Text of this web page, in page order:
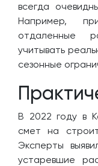
всегда
Например,
отдаленные
учитывать
сезонные
В 2022 году в
смет на
Эксперты
устаревшие